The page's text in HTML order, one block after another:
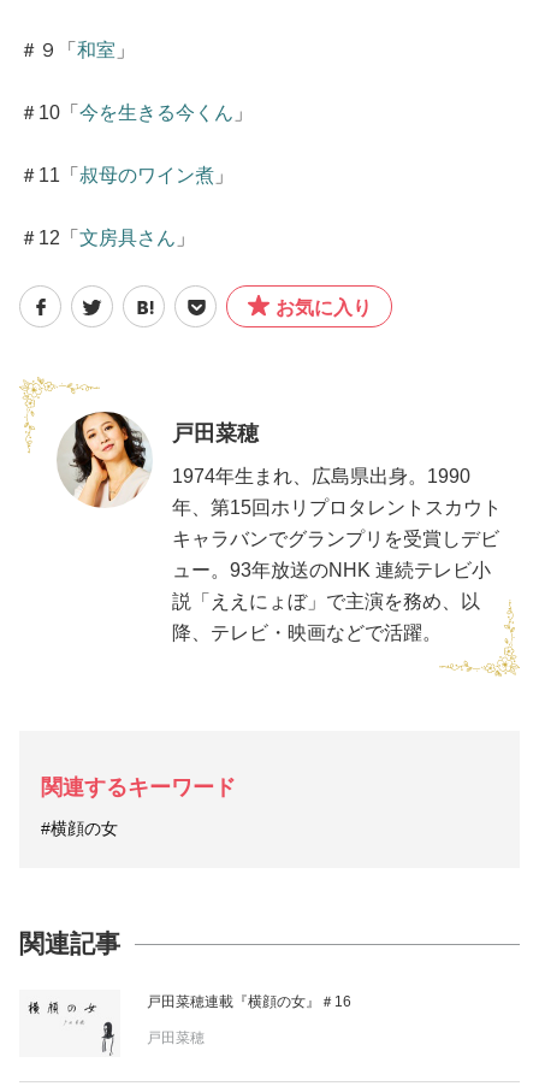
＃９「 和室 」
＃10「 今を生きる今くん 」
＃11「 叔母のワイン煮 」
＃12「 文房具さん 」
お気に入り
戸田菜穂
1974年生まれ、広島県出身。1990
年、第15回ホリプロタレントスカウト
キャラバンでグランプリを受賞しデビ
ュー。93年放送のNHK 連続テレビ小
説「ええにょぼ」で主演を務め、以
降、テレビ・映画などで活躍。
関連するキーワード
#横顔の女
関連記事
戸田菜穂連載『横顔の女』＃16
戸田菜穂